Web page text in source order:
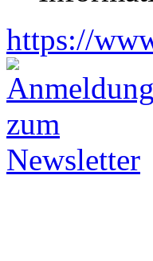
https://